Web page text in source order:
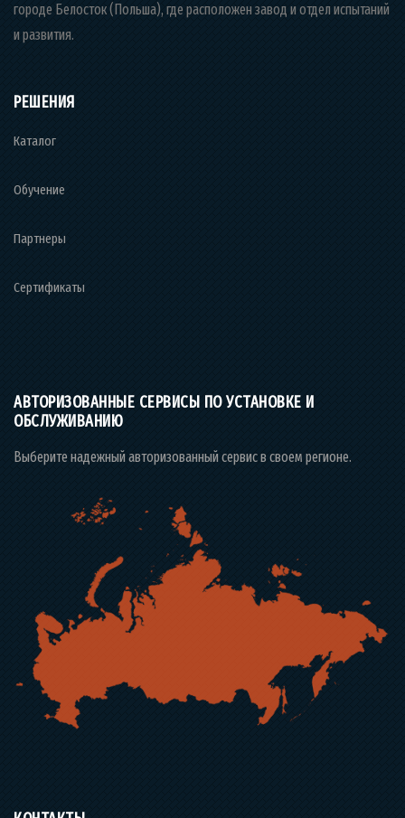
городе Белосток (Польша), где расположен завод и отдел испытаний
и развития.
РЕШЕНИЯ
Каталог
Обучение
Партнеры
Сертификаты
АВТОРИЗОВАННЫЕ СЕРВИСЫ ПО УСТАНОВКЕ И
ОБСЛУЖИВАНИЮ
Выберите надежный авторизованный сервис в своем регионе.